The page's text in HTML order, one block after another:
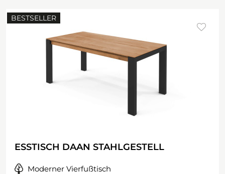
BESTSELLER
ESSTISCH DAAN STAHLGESTELL
Moderner Vierfußtisch